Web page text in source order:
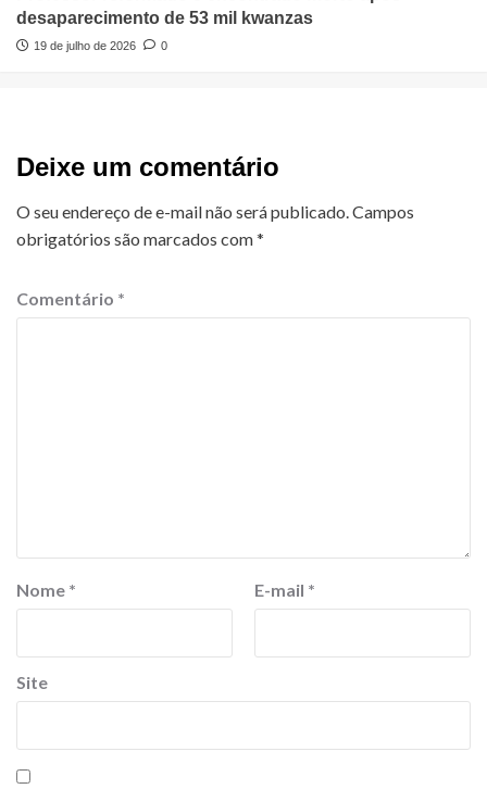
desaparecimento de 53 mil kwanzas
19 de julho de 2026 0
Deixe um comentário
O seu endereço de e-mail não será publicado.Campos
obrigatórios são marcados com*
Comentário *
Nome * E-mail *
Site